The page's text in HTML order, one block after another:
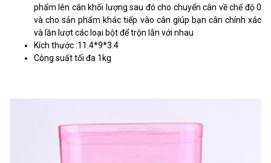
phẩm lên cân khối lượng sau đó cho chuyển cân về chế độ 0
và cho sản phẩm khác tiếp vào cân giúp bạn cân chính xác
và lần lượt các loại bột để trộn lẫn với nhau
Kích thước :11.4*9*3.4
Công suất tối đa 1kg